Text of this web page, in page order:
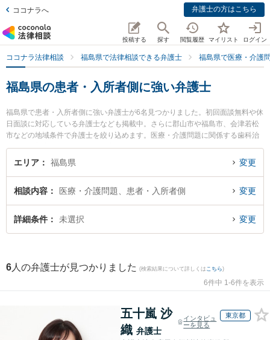
ココナラへ 弁護士の方はこちら
投稿する 探す 閲覧履歴 マイリスト ログイン
ココナラ法律相談 福島県で法律相談できる弁護士 福島県で医療・介護
福島県の患者・入所者側に強い弁護士
福島県で患者・入所者側に強い弁護士が6名見つかりました。初回面談無料や休
日面談に対応している弁護士なども掲載中。さらに郡山市や福島市、会津若松
市などの地域条件で弁護士を絞り込めます。医療・介護問題に関係する歯科治
療ミスや美容整形のトラブル、産婦人科の訴訟等の細かな分野での絞り込み検
索もでき便利です。特に福光法律事務所の佐藤 孝明弁護士や弁護士法人れいわ
夜間に発生した患者・入所者側のトラブルを今すぐに弁護士に相談したい』
『患者・入所者側のトラブル解決の実績豊富な近くの弁護士を検索したい』
『初回相談無料で患者・入所者側を法律相談できる福島県内の弁護士に相談予
エリア 福島県 変更
相談内容 医療・介護問題、患者・入所者側 変更
詳細条件 未選択 変更
6 人の弁護士が見つかりました (検索結果について詳しくは こちら)
6件中 1-6件を表示
五十嵐 沙
織 弁護士
インタビュ
ーを見る
東京都